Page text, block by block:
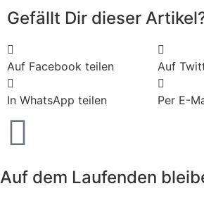
Gefällt Dir dieser
Auf Facebook teilen Auf
In WhatsApp teilen Per E-
Auf dem Laufenden